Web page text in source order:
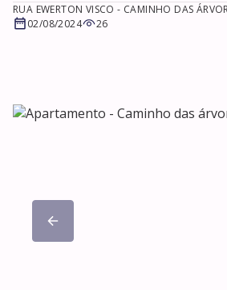
RUA EWERTON VISCO - CAMINHO DAS
02/08/2024
26